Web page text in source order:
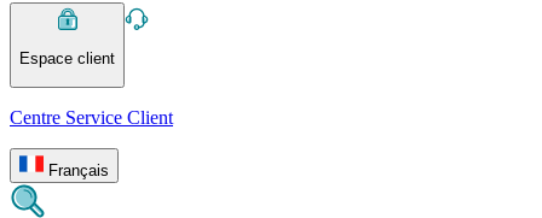
Espace client
Centre Service Client
Français